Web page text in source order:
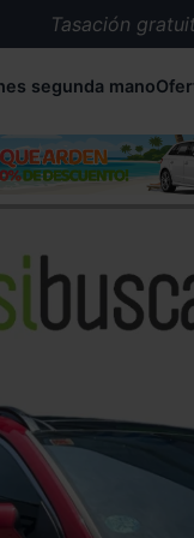
Tasación
Más de
Recogemos tu
segunda mano